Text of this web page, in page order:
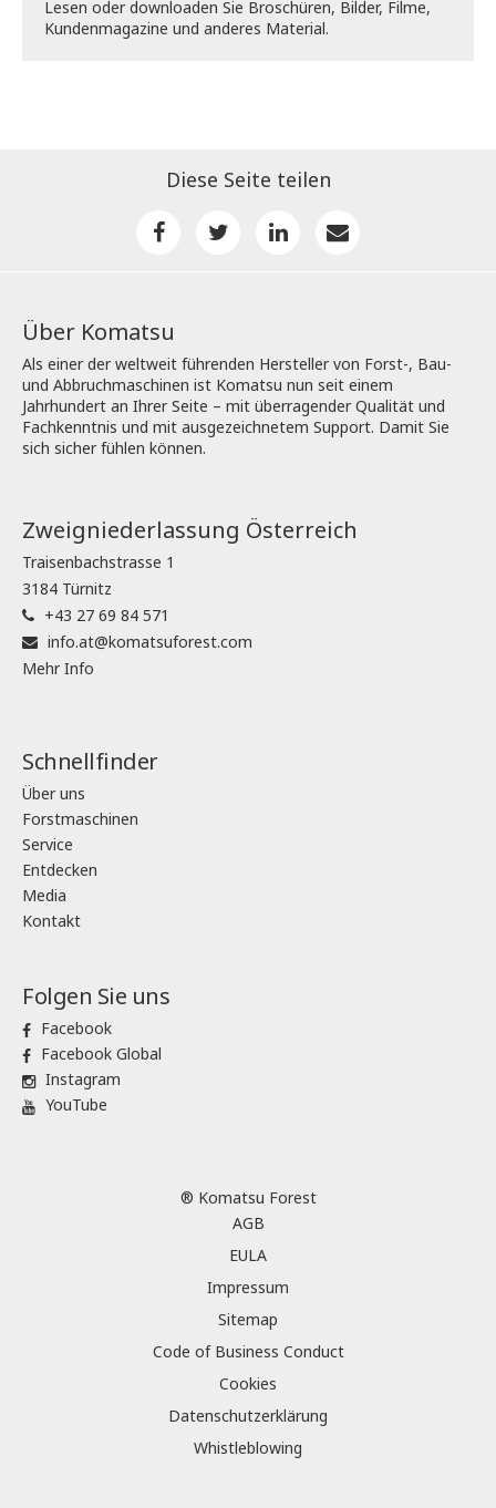
Lesen oder downloaden Sie Broschüren, Bilder, Filme,
Kundenmagazine und anderes Material.
Diese Seite teilen
Über Komatsu
Als einer der weltweit führenden Hersteller von Forst-, Bau-
und Abbruchmaschinen ist Komatsu nun seit einem
Jahrhundert an Ihrer Seite – mit überragender Qualität und
Fachkenntnis und mit ausgezeichnetem Support. Damit Sie
sich sicher fühlen können.
Zweigniederlassung Österreich
Traisenbachstrasse 1
3184 Türnitz
+43 27 69 84 571
info.at@komatsuforest.com
Mehr Info
Schnellfinder
Über uns
Forstmaschinen
Service
Entdecken
Media
Kontakt
Folgen Sie uns
Facebook
Facebook Global
Instagram
YouTube
® Komatsu Forest
AGB
EULA
Impressum
Sitemap
Code of Business Conduct
Cookies
Datenschutzerklärung
Whistleblowing